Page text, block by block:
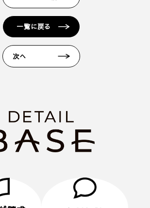
らプレゼントまでの流れ
からご予約いただきます。
いただきます。
ケートにご記入いただきます。その際
レゼントに関する注意事項
テールホームグループにご来場いただ
とさせていだきます。
は、1名様（1家族様）1回限りとさせ
一覧に戻る
次へ